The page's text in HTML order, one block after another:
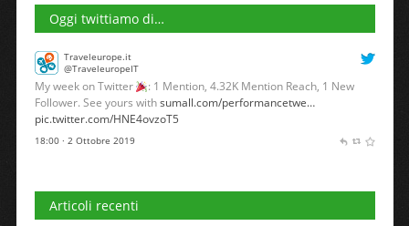
Oggi twittiamo di…
Traveleurope.it
@TraveleuropeIT
My week on Twitter
: 1 Mention, 4.32K Mention Reach, 1 New
Follower. See yours withsumall.com/performancetwe…
pic.twitter.com/HNE4ovzoT5
18:00 · 2 Ottobre 2019
Articoli recenti